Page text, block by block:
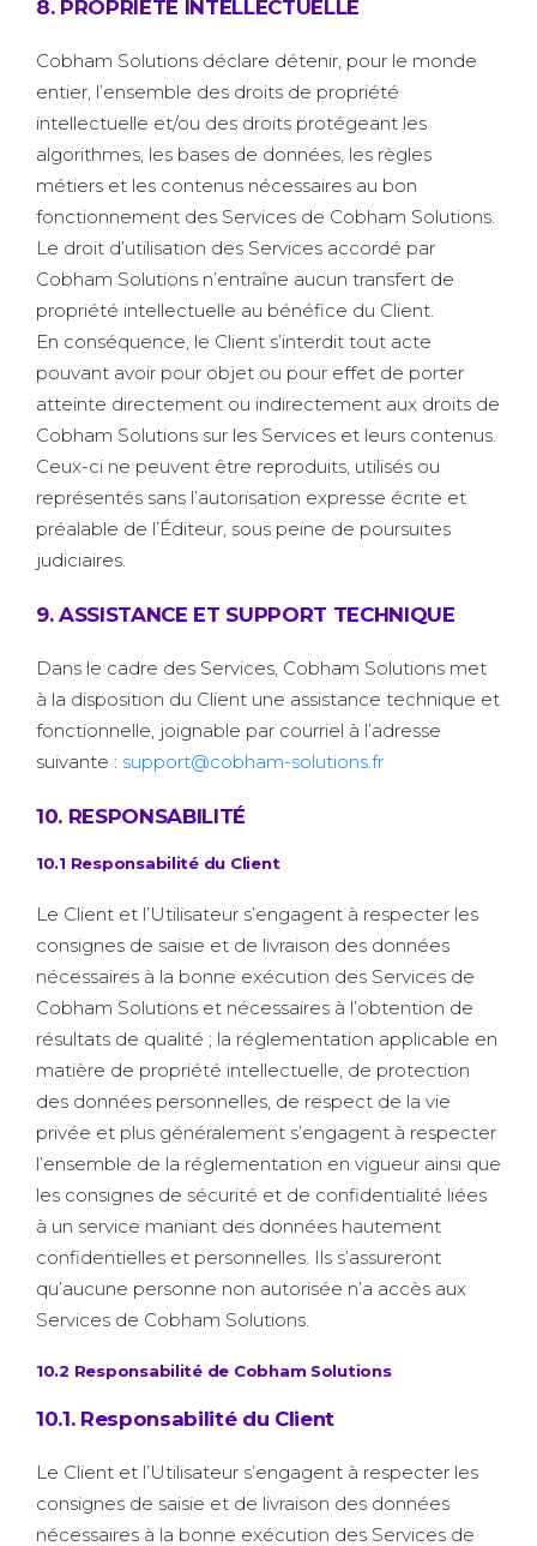
8. PROPRIÉTÉ INTELLECTUELLE
Cobham Solutions déclare détenir, pour le monde
entier, l’ensemble des droits de propriété
intellectuelle et/ou des droits protégeant les
algorithmes, les bases de données, les règles
métiers et les contenus nécessaires au bon
fonctionnement des Services de Cobham Solutions.
Le droit d’utilisation des Services accordé par
Cobham Solutions n’entraîne aucun transfert de
propriété intellectuelle au bénéfice du Client.
En conséquence, le Client s’interdit tout acte
pouvant avoir pour objet ou pour effet de porter
atteinte directement ou indirectement aux droits de
Cobham Solutions sur les Services et leurs contenus.
Ceux-ci ne peuvent être reproduits, utilisés ou
représentés sans l’autorisation expresse écrite et
préalable de l’Éditeur, sous peine de poursuites
judiciaires.
9. ASSISTANCE ET SUPPORT TECHNIQUE
Dans le cadre des Services, Cobham Solutions met
à la disposition du Client une assistance technique et
fonctionnelle, joignable par courriel à l’adresse
suivante : support@cobham-solutions.fr
10. RESPONSABILITÉ
10.1 Responsabilité du Client
Le Client et l’Utilisateur s’engagent à respecter les
consignes de saisie et de livraison des données
nécessaires à la bonne exécution des Services de
Cobham Solutions et nécessaires à l’obtention de
résultats de qualité ; la réglementation applicable en
matière de propriété intellectuelle, de protection
des données personnelles, de respect de la vie
privée et plus généralement s’engagent à respecter
l’ensemble de la réglementation en vigueur ainsi que
les consignes de sécurité et de confidentialité liées
à un service maniant des données hautement
confidentielles et personnelles. Ils s’assureront
qu’aucune personne non autorisée n’a accès aux
Services de Cobham Solutions.
10.2 Responsabilité de Cobham Solutions
10.1. Responsabilité du Client
Le Client et l’Utilisateur s’engagent à respecter les
consignes de saisie et de livraison des données
nécessaires à la bonne exécution des Services de